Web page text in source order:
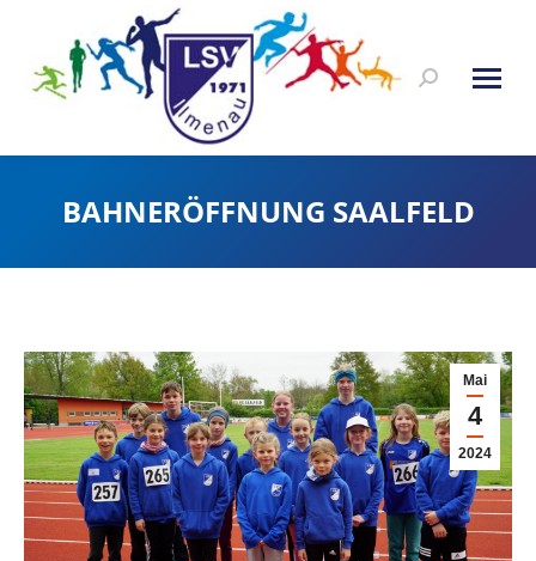
Search:
BAHNERÖFFNUNG SAALFELD
Mai
4
2024